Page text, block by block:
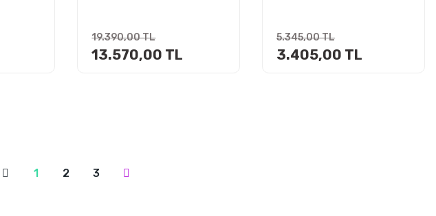
19.390,00 TL
13.570,00 TL
5.345,00 TL
3.405,00 TL
1 2 3